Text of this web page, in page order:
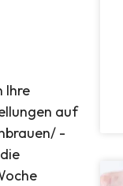
Ihre
auf
-